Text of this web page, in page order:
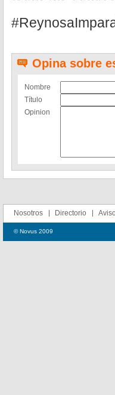
Opina sobre
Nombre
Título
Opinion
Nosotros Directorio
© Novus 2009